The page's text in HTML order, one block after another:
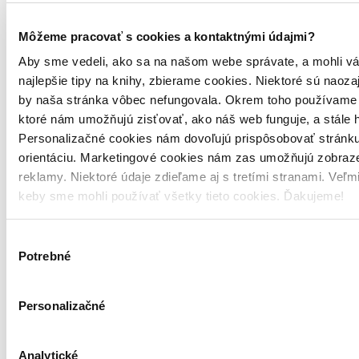
Môžeme pracovať s cookies a kontaktnými údajmi?
Aby sme vedeli, ako sa na našom webe správate, a mohli
najlepšie tipy na knihy, zbierame cookies. Niektoré sú
by naša stránka vôbec nefungovala. Okrem toho
ktoré nám umožňujú zisťovať, ako náš web funguje, a stále
Personalizačné cookies nám dovoľujú prispôsobovať
orientáciu. Marketingové cookies nám zas umožňujú
reklamy. Niektoré údaje zdieľame aj s tretími stranami.
keby sme mohli používať všetky tieto cookies. Ďakujeme!
súhlasu
Potrebné
Personalizačné
Analytické
Juraj Šlesar
ďalšie články autora
Prečítajte si tiež:
Čítanie s porozumením – Kasta
Katka Kubalová
14. októbra 2022
Do nášho výberu Čítanie s porozumením sa dostanú len výnimočné
celý článok